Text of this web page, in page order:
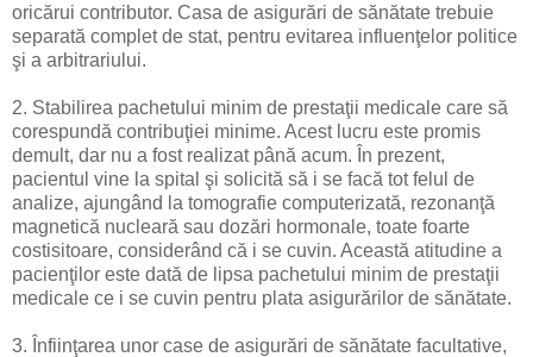
oricărui contributor. Casa de asigurări de sănătate trebuie
separată complet de stat, pentru evitarea influenţelor politice
şi a arbitrariului.
2. Stabilirea pachetului minim de prestaţii medicale care să
corespundă contribuţiei minime. Acest lucru este promis
demult, dar nu a fost realizat până acum. În prezent,
pacientul vine la spital şi solicită să i se facă tot felul de
analize, ajungând la tomografie computerizată, rezonanţă
magnetică nucleară sau dozări hormonale, toate foarte
costisitoare, considerând că i se cuvin. Această atitudine a
pacienţilor este dată de lipsa pachetului minim de prestaţii
medicale ce i se cuvin pentru plata asigurărilor de sănătate.
3. Înfiinţarea unor case de asigurări de sănătate facultative,